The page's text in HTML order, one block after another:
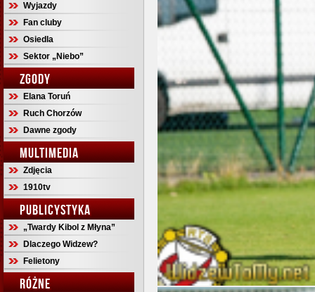
Wyjazdy
Fan cluby
Osiedla
Sektor „Niebo”
ZGODY
Elana Toruń
Ruch Chorzów
Dawne zgody
MULTIMEDIA
Zdjęcia
1910tv
PUBLICYSTYKA
„Twardy Kibol z Młyna”
Dlaczego Widzew?
Felietony
RÓŻNE